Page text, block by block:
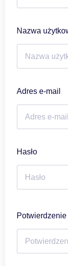
Nazwa
Adres e-mail
Hasło
Potwierdzenie